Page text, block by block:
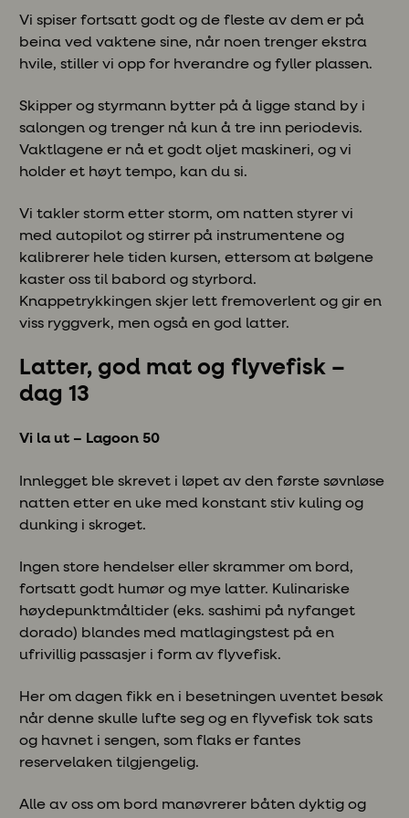
Vi spiser fortsatt godt og de fleste av dem er på
beina ved vaktene sine, når noen trenger ekstra
hvile, stiller vi opp for hverandre og fyller plassen.
Skipper og styrmann bytter på å ligge stand by i
salongen og trenger nå kun å tre inn periodevis.
Vaktlagene er nå et godt oljet maskineri, og vi
holder et høyt tempo, kan du si.
Vi takler storm etter storm, om natten styrer vi
med autopilot og stirrer på instrumentene og
kalibrerer hele tiden kursen, ettersom at bølgene
kaster oss til babord og styrbord.
Knappetrykkingen skjer lett fremoverlent og gir en
viss ryggverk, men også en god latter.
Latter, god mat og flyvefisk –
dag 13
Vi la ut – Lagoon 50
Innlegget ble skrevet i løpet av den første søvnløse
natten etter en uke med konstant stiv kuling og
dunking i skroget.
Ingen store hendelser eller skrammer om bord,
fortsatt godt humør og mye latter. Kulinariske
høydepunktmåltider (eks. sashimi på nyfanget
dorado) blandes med matlagingstest på en
ufrivillig passasjer i form av flyvefisk.
Her om dagen fikk en i besetningen uventet besøk
når denne skulle lufte seg og en flyvefisk tok sats
og havnet i sengen, som flaks er fantes
reservelaken tilgjengelig.
Alle av oss om bord manøvrerer båten dyktig og